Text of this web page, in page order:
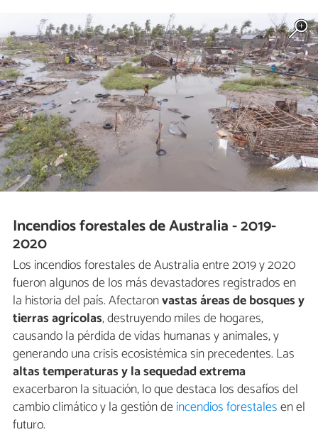
Incendios forestales de Australia - 2019-
2020
Los incendios forestales de Australia entre 2019 y 2020
fueron algunos de los más devastadores registrados en
la historia del país. Afectaronvastas áreas de bosques y
tierras agrícolas, destruyendo miles de hogares,
causando la pérdida de vidas humanas y animales, y
generando una crisis ecosistémica sin precedentes. Las
altas temperaturas y la sequedad extrema
exacerbaron la situación, lo que destaca los desafíos del
cambio climático y la gestión deincendios forestalesen el
futuro.